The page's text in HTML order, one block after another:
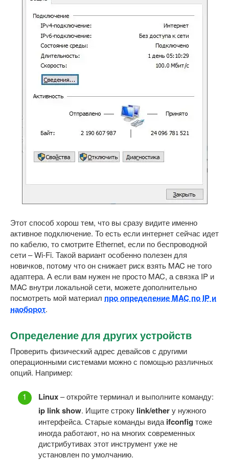
Этот способ хорош тем, что вы сразу видите именно
активное подключение. То есть если интернет сейчас идет
по кабелю, то смотрите Ethernet, если по беспроводной
сети – Wi-Fi. Такой вариант особенно полезен для
новичков, потому что он снижает риск взять MAC не того
адаптера. А если вам нужен не просто MAC, а связка IP и
MAC внутри локальной сети, можете дополнительно
посмотреть мой материал про определение MAC по IP и
наоборот.
Определение для других устройств
Проверить физический адрес девайсов с другими
операционными системами можно с помощью различных
опций. Например:
Linux– откройте терминал и выполните команду:
ip link show. Ищите строку link/etherу нужного
интерфейса. Старые команды вида ifconfig тоже
иногда работают, но на многих современных
дистрибутивах этот инструмент уже не
установлен по умолчанию.